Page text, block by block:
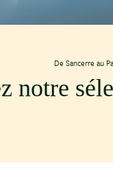
De Sancerre au
notre